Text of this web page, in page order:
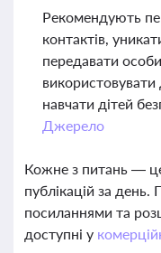
Рекомендують
контактів,
передавати
навчати дітей
Джерело
Кожне з питань —
публікацій за
посиланнями та
доступні у